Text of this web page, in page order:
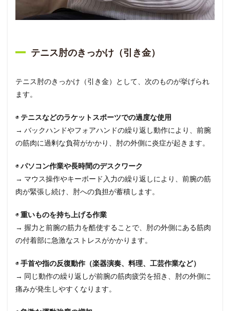
テニス肘のきっかけ（引き金）
テニス肘のきっかけ（引き金）として、次のものが挙げられ
ます。
◉ テニスなどのラケットスポーツでの過度な使用
→ バックハンドやフォアハンドの繰り返し動作により、前腕
の筋肉に過剰な負荷がかかり、肘の外側に炎症が起きます。
◉パソコン作業や長時間のデスクワーク
→ マウス操作やキーボード入力の繰り返しにより、前腕の筋
肉が緊張し続け、肘への負担が蓄積します。
◉重いものを持ち上げる作業
→ 握力と前腕の筋力を酷使することで、肘の外側にある筋肉
の付着部に急激なストレスがかかります。
◉手首や指の反復動作（楽器演奏、料理、工芸作業など）
→ 同じ動作の繰り返しが前腕の筋肉疲労を招き、肘の外側に
痛みが発生しやすくなります。